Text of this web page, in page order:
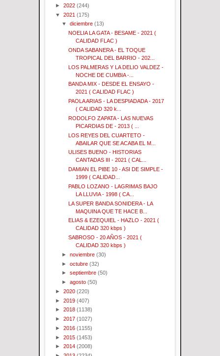
► 2022 (244)
▼ 2021 (175)
▼diciembre (13)
NOELIA LA GATA - BESAME - 2021 (
CALIDAD FLAC )
ONDA SABANERA - EL TOQUE
TROPICAL DEL BARRIO - 202...
LOS PALMERAS Y LA DELIO VALDEZ -
NOCHE DE CUMBIA -...
BANDA MIX - DESDE EL ENSAYO -
2021 ( CALIDAD FLAC )
PAOLA ARIAS - LA DESPIADADA - 2017
( CALIDAD 320 k...
RODOLFO ZAPATA - LAS NUEVAS
PICARDIAS DE - 2013 ( ...
LOS REYES DEL CUARTETO -
ABAILAR QUE SE ACABA EL M...
ULISES BUENO - HISTORIAS
CANTADAS III - 2021 ( CAL...
DAMIAN EL PIBE 10 - ASI DE SIMPLE -
1999 ( CALIDAD...
PABLO LOZANO - LAGRIMAS BAJO
LA LLUVIA - 1998 ( CA...
LA SUPER BANDA SONIDERA - LA
MAQUINA QUE TE HACE B...
ELIAS & EZEQUIEL - HAZLO - 2021 (
CALIDAD 320 kbps )
SABROSO - 20 AÑOS - 2021 (
CALIDAD 320 kbps )
►noviembre (30)
►octubre (32)
►septiembre (50)
►agosto (50)
► 2020 (220)
► 2019 (407)
► 2018 (1138)
► 2017 (1027)
► 2016 (1155)
► 2015 (1453)
► 2014 (2008)